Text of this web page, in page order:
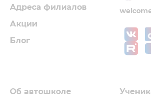
Адреса филиалов
Акции
Блог
Об автошколе